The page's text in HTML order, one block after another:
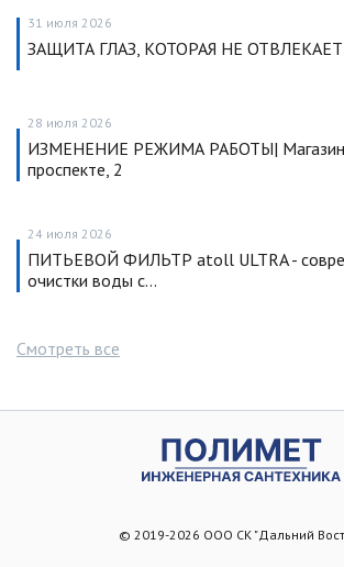
31 июля 2026
ЗАЩИТА ГЛАЗ, КОТОРАЯ НЕ
28 июля 2026
ИЗМЕНЕНИЕ РЕЖИМА РАБОТЫ| Магазин
проспекте, 2
24 июля 2026
ПИТЬЕВОЙ ФИЛЬТР atoll ULTRA -
очистки воды с…
Смотреть все
© 2019-2026 ООО СК "Дальний